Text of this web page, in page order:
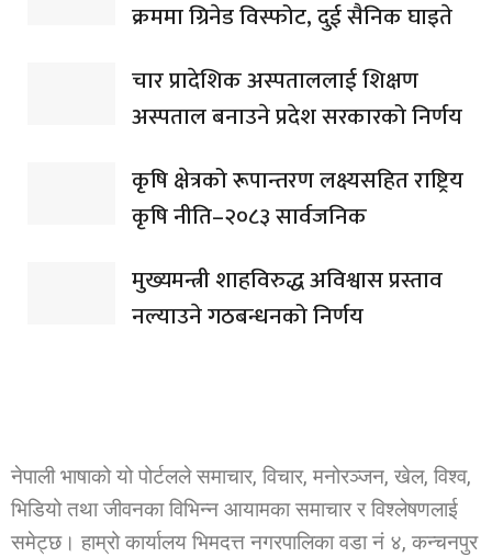
क्रममा ग्रिनेड विस्फोट, दुई सैनिक घाइते
चार प्रादेशिक अस्पताललाई शिक्षण
अस्पताल बनाउने प्रदेश सरकारको निर्णय
कृषि क्षेत्रको रूपान्तरण लक्ष्यसहित राष्ट्रिय
कृषि नीति–२०८३ सार्वजनिक
मुख्यमन्त्री शाहविरुद्ध अविश्वास प्रस्ताव
नल्याउने गठबन्धनको निर्णय
नेपाली भाषाको यो पोर्टलले समाचार, विचार, मनोरञ्जन, खेल, विश्व,
भिडियो तथा जीवनका विभिन्न आयामका समाचार र विश्लेषणलाई
समेट्छ। हाम्रो कार्यालय भिमदत्त नगरपालिका वडा नं ४, कन्चनपुर